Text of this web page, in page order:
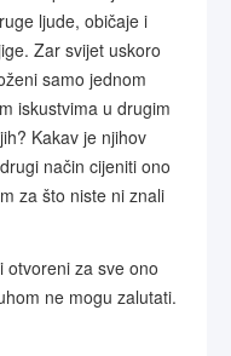
ljude, običaje i
Zar svijet uskoro
samo jednom
iskustvima u drugim
Kakav je njihov
način cijeniti ono
za što niste ni znali
otvoreni za sve ono
ne mogu zalutati.